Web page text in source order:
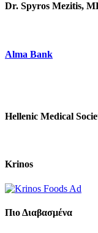
Dr. Spyros Mezitis,
Alma Bank
Hellenic Medical
Krinos
Πιο Διαβασμένα